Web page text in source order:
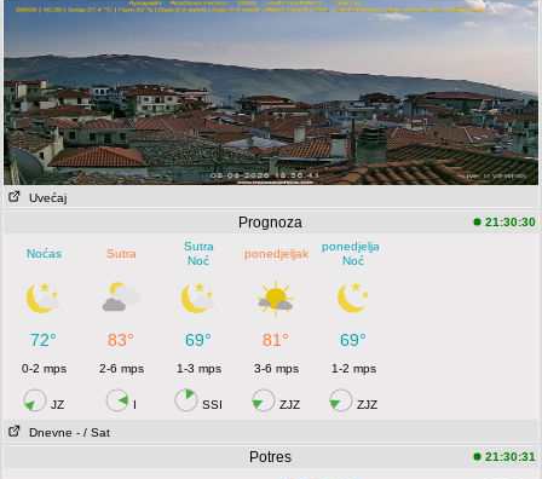
Uvećaj
Prognoza 21:30:30
Noćas Sutra
Sutra
Noć
ponedjeljak
ponedjeljak
Noć
72° 83° 69° 81° 69°
0-2 mps 2-6 mps 1-3 mps 3-6 mps 1-2 mps
JZ I SSI ZJZ ZJZ
Dnevne - / Sat
Potres 21:30:31